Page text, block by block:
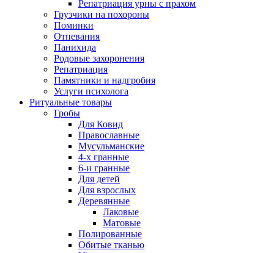
Репатриация урны с прахом
Грузчики на похороны
Поминки
Отпевания
Панихида
Родовые захоронения
Репатриация
Памятники и надгробия
Услуги психолога
Ритуальные товары
Гробы
Для Ковид
Православные
Мусульманские
4-х гранные
6-и гранные
Для детей
Для взрослых
Деревянные
Лаковые
Матовые
Полированные
Обитые тканью